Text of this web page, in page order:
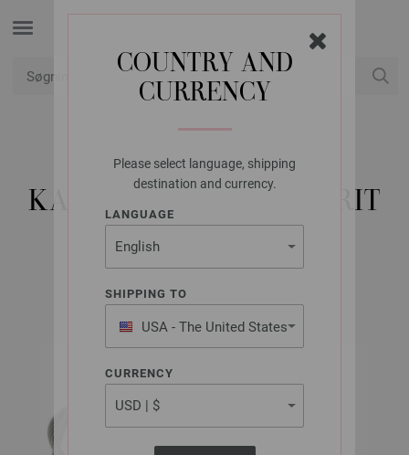
COUNTRY AND
CURRENCY
Please select language, shipping
destination and currency.
LANGUAGE
SHIPPING TO
USA - The United States
of America
CURRENCY
LANA GROSSA
KABEL VARIO I ROSTFRIT
STÅL, CA, 40 CM